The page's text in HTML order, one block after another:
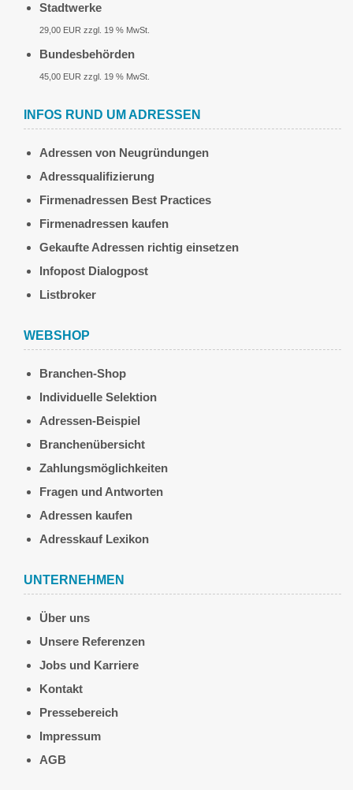
Stadtwerke
29,00 EUR zzgl. 19 % MwSt.
Bundesbehörden
45,00 EUR zzgl. 19 % MwSt.
INFOS RUND UM ADRESSEN
Adressen von Neugründungen
Adressqualifizierung
Firmenadressen Best Practices
Firmenadressen kaufen
Gekaufte Adressen richtig einsetzen
Infopost Dialogpost
Listbroker
WEBSHOP
Branchen-Shop
Individuelle Selektion
Adressen-Beispiel
Branchenübersicht
Zahlungsmöglichkeiten
Fragen und Antworten
Adressen kaufen
Adresskauf Lexikon
UNTERNEHMEN
Über uns
Unsere Referenzen
Jobs und Karriere
Kontakt
Pressebereich
Impressum
AGB